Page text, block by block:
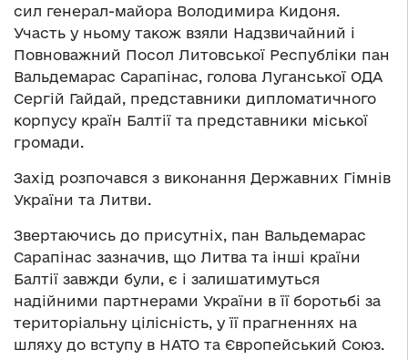
сил генерал-майора Володимира Кидоня.
Участь у ньому також взяли Надзвичайний і
Повноважний Посол Литовської Республіки пан
Вальдемарас Сарапінас, голова Луганської ОДА
Сергій Гайдай, представники дипломатичного
корпусу країн Балтії та представники міської
громади.
Захід розпочався з виконання Державних Гімнів
України та Литви.
Звертаючись до присутніх, пан Вальдемарас
Сарапінас зазначив, що Литва та інші країни
Балтії завжди були, є і залишатимуться
надійними партнерами України в її боротьбі за
територіальну цілісність, у її прагненнях на
шляху до вступу в НАТО та Європейський Союз.